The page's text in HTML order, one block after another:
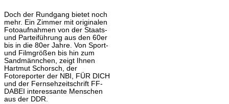
Doch der Rundgang bietet noch
mehr. Ein Zimmer mit originalen
Fotoaufnahmen von der Staats-
und Parteiführung aus den 60er
bis in die 80er Jahre. Von Sport-
und Filmgrößen bis hin zum
Sandmännchen, zeigt Ihnen
Hartmut Schorsch, der
Fotoreporter der NBI, FÜR DICH
und der Fernsehzeitschrift FF-
DABEI interessante Menschen
aus der DDR.